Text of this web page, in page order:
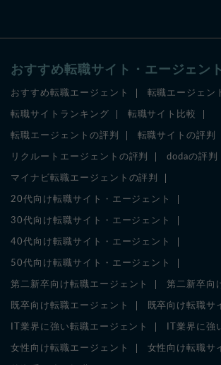
おすすめ転職サイト・エージェント
おすすめ転職エージェント 転職エージェン
転職サイトランキング 転職サイト比較
転職エージェントの評判 転職サイトの評判
リクルートエージェントの評判 dodaの評判
マイナビ転職エージェントの評判
20代向け転職サイト・エージェント
30代向け転職サイト・エージェント
40代向け転職サイト・エージェント
50代向け転職サイト・エージェント
第二新卒向け転職エージェント 第二新卒向
既卒向け転職エージェント 既卒向け転職サ
IT業界に強い転職エージェント IT業界に強
女性向け転職エージェント 女性向け転職サ